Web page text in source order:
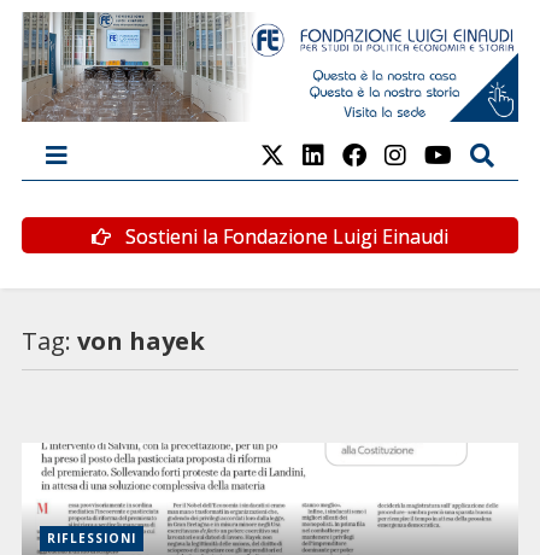
Sostieni la Fondazione Luigi Einaudi
Tag: von hayek
RIFLESSIONI